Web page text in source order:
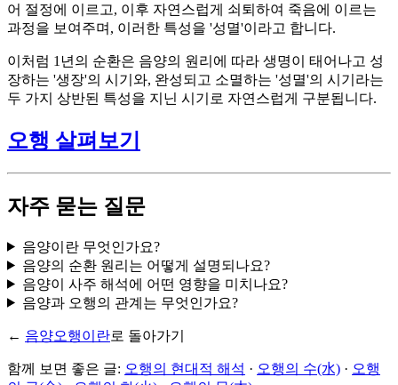
어 절정에 이르고, 이후 자연스럽게 쇠퇴하여 죽음에 이르는
과정을 보여주며, 이러한 특성을 '성멸'이라고 합니다.
이처럼 1년의 순환은 음양의 원리에 따라 생명이 태어나고 성
장하는 '생장'의 시기와, 완성되고 소멸하는 '성멸'의 시기라는
두 가지 상반된 특성을 지닌 시기로 자연스럽게 구분됩니다.
오행 살펴보기
자주 묻는 질문
음양이란 무엇인가요?
음양의 순환 원리는 어떻게 설명되나요?
음양이 사주 해석에 어떤 영향을 미치나요?
음양과 오행의 관계는 무엇인가요?
← 음양오행이란로 돌아가기
함께 보면 좋은 글: 오행의 현대적 해석 · 오행의 수(水) · 오행